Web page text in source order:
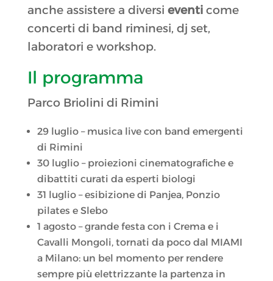
anche assistere a diversi eventicome
concerti di band riminesi, dj set,
laboratori e workshop.
Il programma
Parco Briolini di Rimini
29 luglio – musica live con band emergenti
di Rimini
30 luglio – proiezioni cinematografiche e
dibattiti curati da esperti biologi
31 luglio – esibizione di Panjea, Ponzio
pilates e Slebo
1 agosto – grande festa con i Crema e i
Cavalli Mongoli, tornati da poco dal MIAMI
a Milano: un bel momento per rendere
sempre più elettrizzante la partenza in